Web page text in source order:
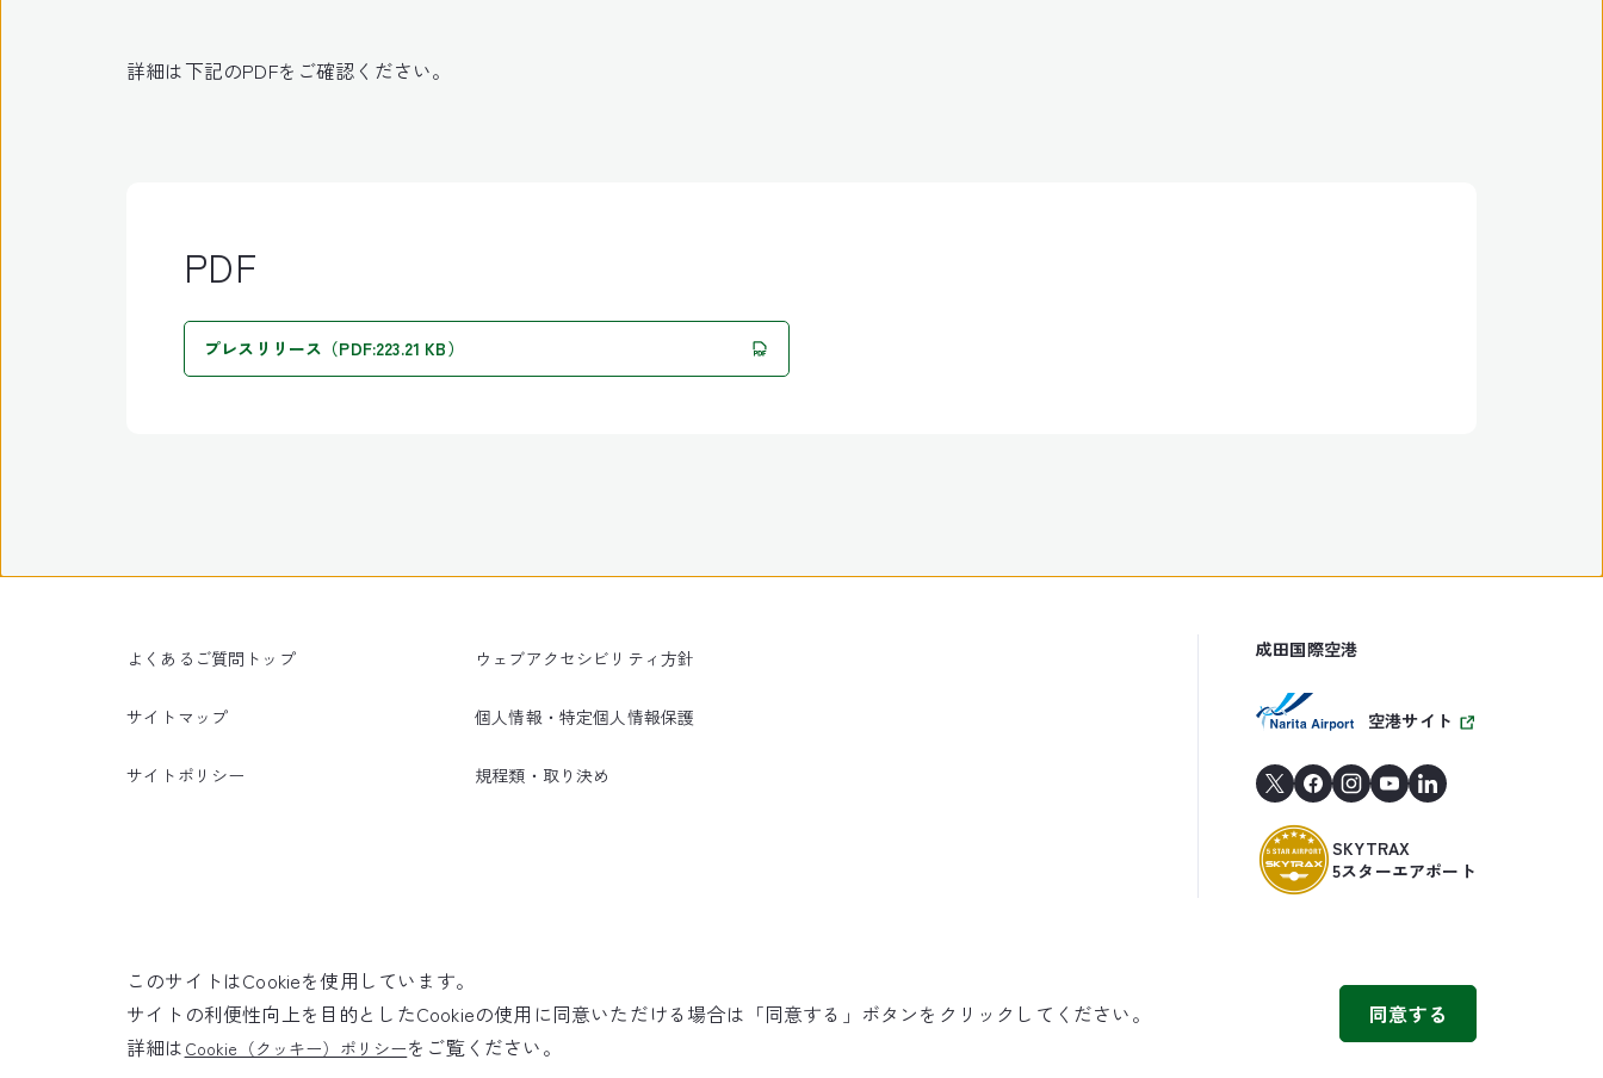
詳細は下記のPDFをご確認ください。
PDF
プレスリリース（PDF:223.21 KB）
よくあるご質問トップ
サイトマップ
サイトポリシー
ウェブアクセシビリティ方針
個人情報・特定個人情報保護
規程類・取り決め
成田国際空港
空港サイト
SKYTRAX
5スターエアポート
©NARITA INTERNATIONAL AIRPORT CORPORATION
このサイトはCookieを使用しています。
サイトの利便性向上を目的としたCookieの使用に同意いただける場合は「同意する」ボタンをクリックしてください。
詳細は Cookie（クッキー）ポリシーをご覧ください。
同意する